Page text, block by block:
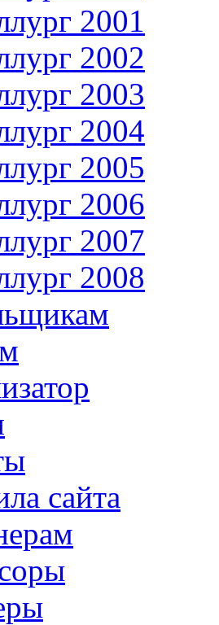
2001
2002
2003
2004
2005
2006
2007
2008
сайта